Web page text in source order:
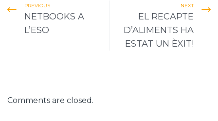
PREVIOUS
NETBOOKS A
L’ESO
NEXT
EL RECAPTE
D’ALIMENTS HA
ESTAT UN ÈXIT!
Comments are closed.